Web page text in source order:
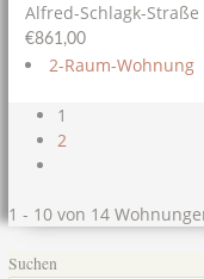
Alfred-Schlagk-
€861,00
2-Raum-Wohnung
1
2
1 - 10 von 14
Suchen